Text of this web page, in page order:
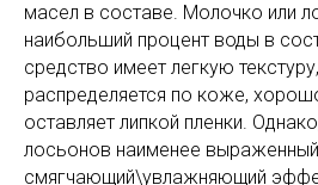
масел в составе. Молочко или
наибольший процент воды в
средство имеет легкую
распределяется по коже,
оставляет липкой пленки.
лосьонов наименее выраженный
смягчающий\увлажняющий